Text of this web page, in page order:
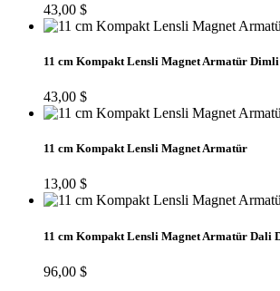
43,00 $
11 cm Kompakt Lensli Magnet Armatür Dimli
43,00 $
11 cm Kompakt Lensli Magnet Armatür
13,00 $
11 cm Kompakt Lensli Magnet Armatür Dali
96,00 $